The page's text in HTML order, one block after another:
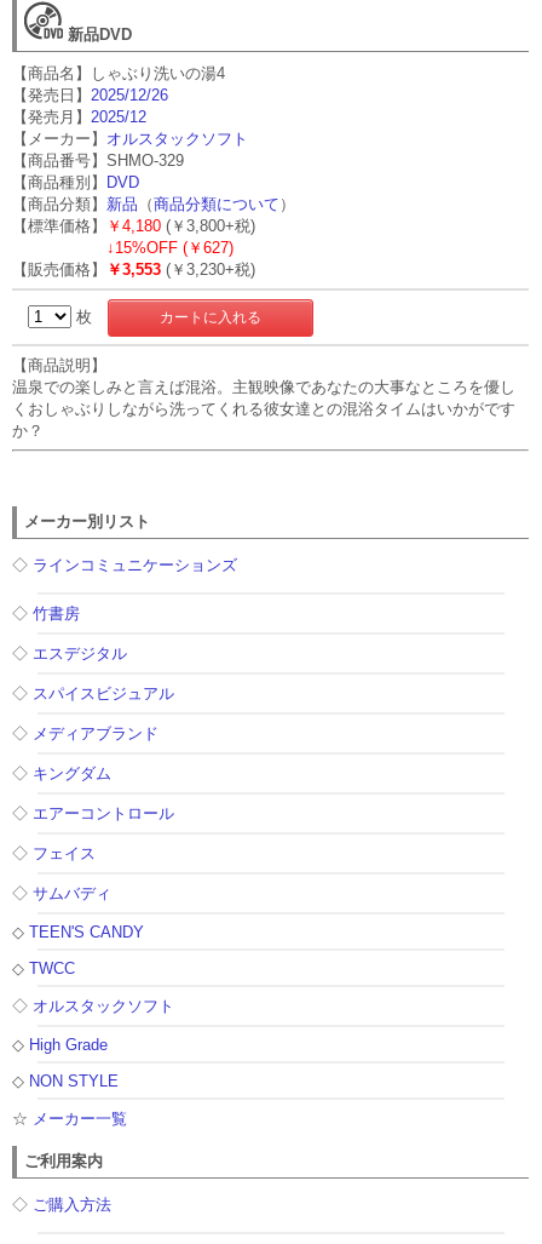
新品DVD
【商品名】しゃぶり洗いの湯4
【発売日】 2025/12/26
【発売月】 2025/12
【メーカー】 オルスタックソフト
【商品番号】SHMO-329
【商品種別】 DVD
【商品分類】 新品 （商品分類について ）
【標準価格】
￥4,180 (￥3,800+税)
↓ 15%OFF (￥627)
【販売価格】
￥3,553 (￥3,230+税)
枚
【商品説明】
温泉での楽しみと言えば混浴。主観映像であなたの大事なところを優し
くおしゃぶりしながら洗ってくれる彼女達との混浴タイムはいかがです
か？
メーカー別リスト
◇ ラインコミュニケーションズ
◇竹書房
◇ エスデジタル
◇ スパイスビジュアル
◇ メディアブランド
◇ キングダム
◇ エアーコントロール
◇ フェイス
◇サムバディ
◇TEEN'S CANDY
◇TWCC
◇ オルスタックソフト
◇ High Grade
◇ NON STYLE
☆ メーカー一覧
ご利用案内
◇ ご購入方法